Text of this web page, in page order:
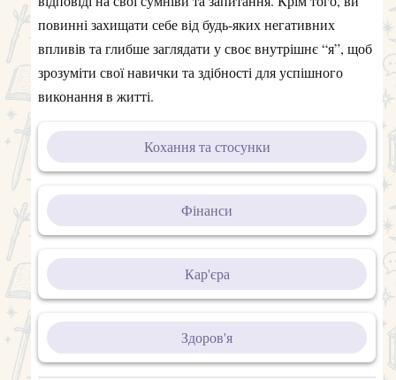
повинні захищати себе від будь-яких негативних
впливів та глибше заглядати у своє внутрішнє “я”, щоб
зрозуміти свої навички та здібності для успішного
виконання в житті.
Кохання та стосунки
Фінанси
Кар'єра
Здоров'я